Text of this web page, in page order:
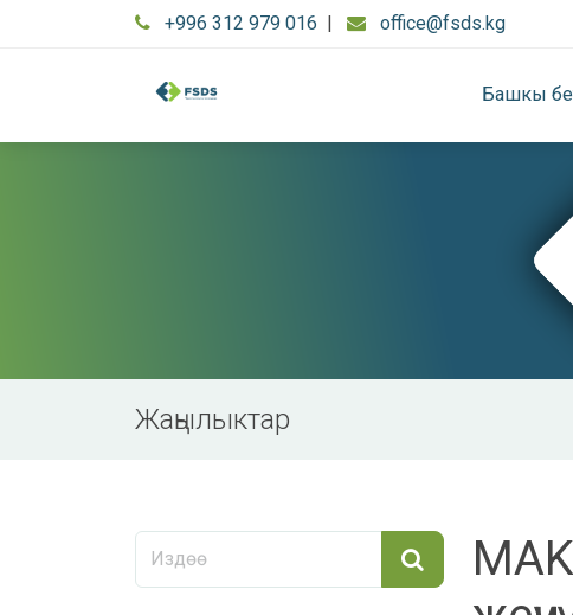
+996 312 979 016 | office@fsds.kg
Башкы
Жаңылыктар